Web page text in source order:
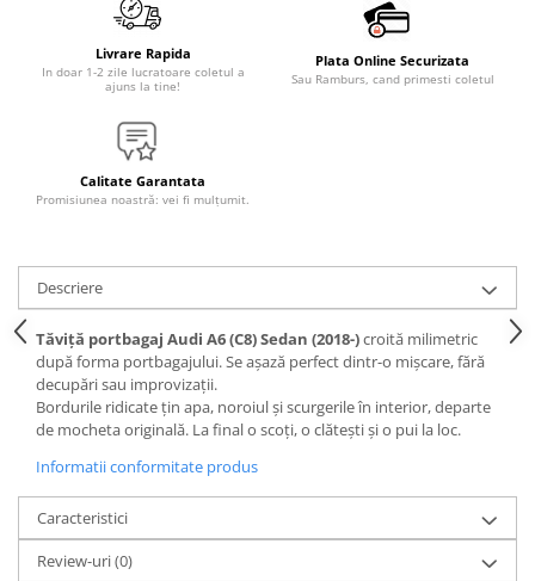
Livrare Rapida
In doar 1-2 zile lucratoare coletul a
ajuns la tine!
Plata Online Securizata
Sau Ramburs, cand primesti coletul
Calitate Garantata
Promisiunea noastră: vei fi mulțumit.
Descriere
Tăviță portbagaj Audi A6 (C8) Sedan (2018-)croită milimetric
după forma portbagajului. Se așază perfect dintr-o mișcare, fără
decupări sau improvizații.
Bordurile ridicate țin apa, noroiul și scurgerile în interior, departe
de mocheta originală. La final o scoți, o clătești și o pui la loc.
Informatii conformitate produs
Caracteristici
Review-uri(0)